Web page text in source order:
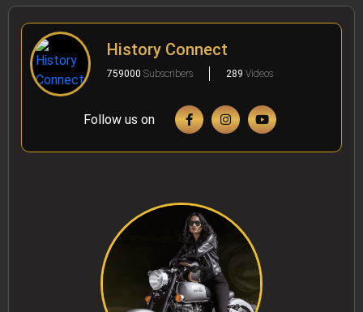
History Connect
759000 Subscribers 289 Videos
Follow us on